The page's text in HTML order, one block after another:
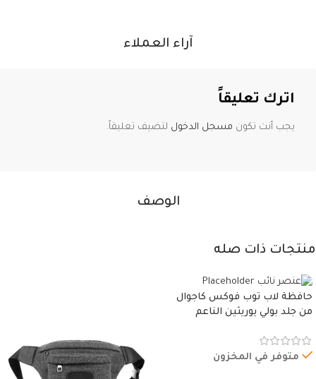
الوصف
آراء العملاء
اترك تعليقاً
يجب أنت تكون مسجل الدخول لتضيف تعليقاً.
منتجات ذات صله
حافظة لاب توب فوكس كاجوال
من جلد بولي يوريثين الناعم
وسوستة.
متوفر في المخزون